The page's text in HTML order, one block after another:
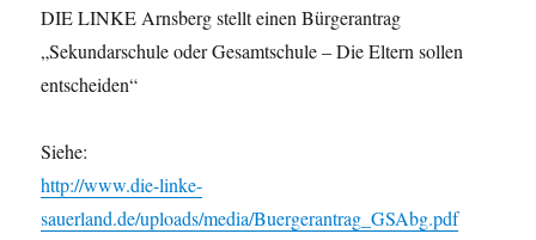
DIE LINKE Arnsberg stellt einen Bürgerantrag
„Sekundarschule oder Gesamtschule – Die Eltern sollen
entscheiden“
Siehe:
http://www.die-linke-
sauerland.de/uploads/media/Buergerantrag_GSAbg.pdf